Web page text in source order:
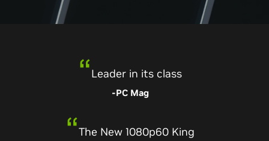
-PC Mag
-Venture Beat
A breath of fresh air